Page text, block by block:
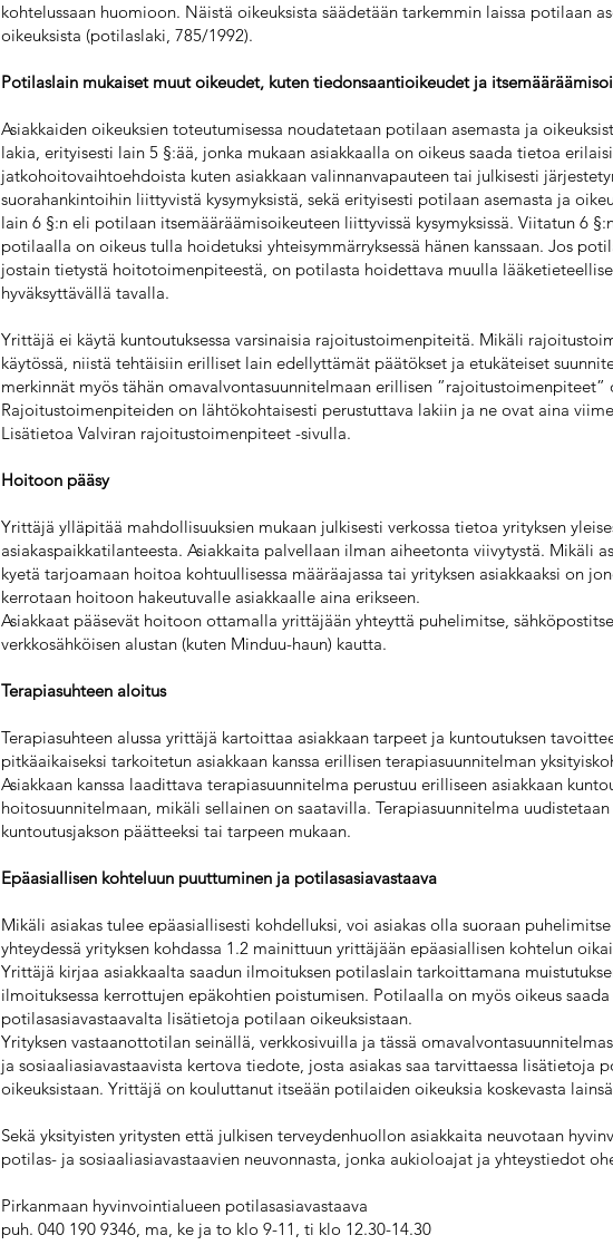
kohtelussaan huomioon. Näistä oikeuksista säädetään tarkemmin laissa potilaan
oikeuksista (potilaslaki, 785/1992).
Potilaslain mukaiset muut oikeudet, kuten tiedonsaantioikeudet ja
Asiakkaiden oikeuksien toteutumisessa noudatetaan potilaan asemasta ja
lakia, erityisesti lain 5 §:ää, jonka mukaan asiakkaalla on oikeus saada tietoa
jatkohoitovaihtoehdoista kuten asiakkaan valinnanvapauteen tai julkisesti
suorahankintoihin liittyvistä kysymyksistä, sekä erityisesti potilaan asemasta ja
lain 6 §:n eli potilaan itsemääräämisoikeuteen liittyvissä kysymyksissä. Viitatun 6
potilaalla on oikeus tulla hoidetuksi yhteisymmärryksessä hänen kanssaan. Jos
jostain tietystä hoitotoimenpiteestä, on potilasta hoidettava muulla
hyväksyttävällä tavalla.
Yrittäjä ei käytä kuntoutuksessa varsinaisia rajoitustoimenpiteitä. Mikäli
käytössä, niistä tehtäisiin erilliset lain edellyttämät päätökset ja etukäteiset
merkinnät myös tähän omavalvontasuunnitelmaan erillisen ”rajoitustoimenpiteet”
Rajoitustoimenpiteiden on lähtökohtaisesti perustuttava lakiin ja ne ovat aina
Lisätietoa Valviran rajoitustoimenpiteet -sivulla.
Hoitoon pääsy
Yrittäjä ylläpitää mahdollisuuksien mukaan julkisesti verkossa tietoa yrityksen
asiakaspaikkatilanteesta. Asiakkaita palvellaan ilman aiheetonta viivytystä. Mikäli
kyetä tarjoamaan hoitoa kohtuullisessa määräajassa tai yrityksen asiakkaaksi on
kerrotaan hoitoon hakeutuvalle asiakkaalle aina erikseen.
Asiakkaat pääsevät hoitoon ottamalla yrittäjään yhteyttä puhelimitse,
verkkosähköisen alustan (kuten Minduu-haun) kautta.
Terapiasuhteen aloitus
Terapiasuhteen alussa yrittäjä kartoittaa asiakkaan tarpeet ja kuntoutuksen
pitkäaikaiseksi tarkoitetun asiakkaan kanssa erillisen terapiasuunnitelman
Asiakkaan kanssa laadittava terapiasuunnitelma perustuu erilliseen asiakkaan
hoitosuunnitelmaan, mikäli sellainen on saatavilla. Terapiasuunnitelma uudistetaan
kuntoutusjakson päätteeksi tai tarpeen mukaan.
Epäasiallisen kohteluun puuttuminen ja potilasasiavastaava
Mikäli asiakas tulee epäasiallisesti kohdelluksi, voi asiakas olla suoraan
yhteydessä yrityksen kohdassa 1.2 mainittuun yrittäjään epäasiallisen kohtelun
Yrittäjä kirjaa asiakkaalta saadun ilmoituksen potilaslain tarkoittamana
ilmoituksessa kerrottujen epäkohtien poistumisen. Potilaalla on myös oikeus
potilasasiavastaavalta lisätietoja potilaan oikeuksistaan.
Yrityksen vastaanottotilan seinällä, verkkosivuilla ja tässä
ja sosiaaliasiavastaavista kertova tiedote, josta asiakas saa tarvittaessa lisätietoja
oikeuksistaan. Yrittäjä on kouluttanut itseään potilaiden oikeuksia koskevasta
Sekä yksityisten yritysten että julkisen terveydenhuollon asiakkaita neuvotaan
potilas- ja sosiaaliasiavastaavien neuvonnasta, jonka aukioloajat ja yhteystiedot
Pirkanmaan hyvinvointialueen potilasasiavastaava
puh. 040 190 9346, ma, ke ja to klo 9-11, ti klo 12.30-14.30